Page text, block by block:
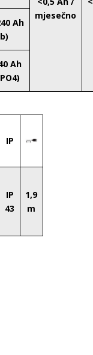
mjesečno
Ah
Ah
IP
IP
43
1,9
m